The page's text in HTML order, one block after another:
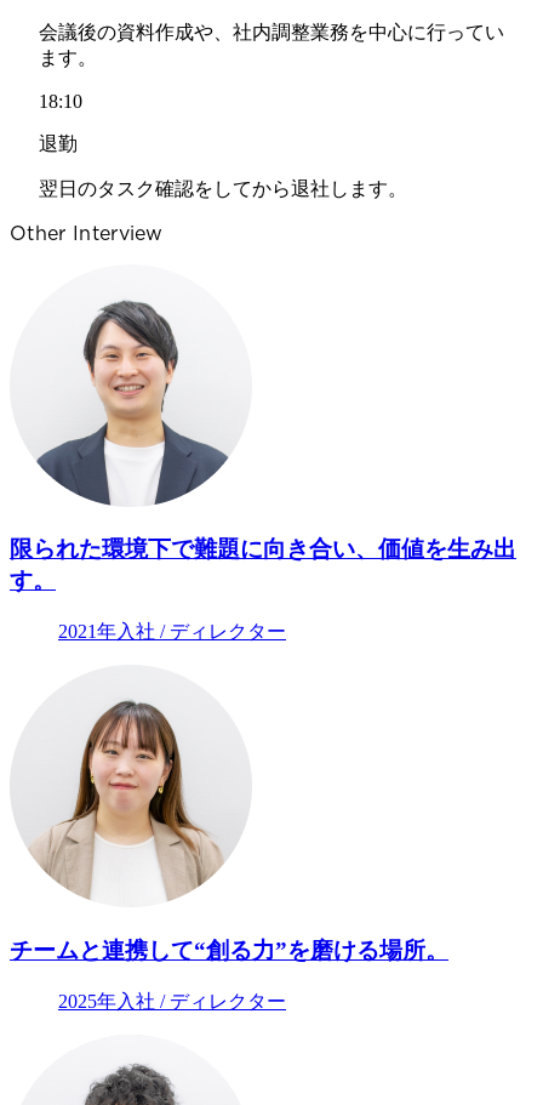
会議後の資料作成や、社内調整業務を中心に行ってい
ます。
18:10
退勤
翌日のタスク確認をしてから退社します。
Other Interview
限られた環境下で難題に向き合い、価値を生み出
す。
2021年入社 / ディレクター
チームと連携して“創る力”を磨ける場所。
2025年入社 / ディレクター